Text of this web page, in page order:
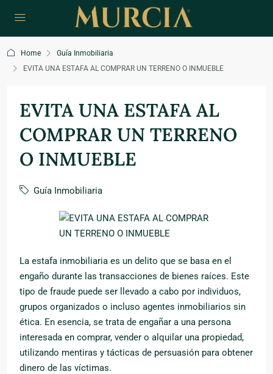
Home
Guía Inmobiliaria
EVITA UNA ESTAFA AL COMPRAR UN TERRENO O INMUEBLE
EVITA UNA ESTAFA AL
COMPRAR UN TERRENO
O INMUEBLE
Guía Inmobiliaria
La estafa inmobiliaria es un delito que se basa en el
engaño durante las transacciones de bienes raíces. Este
tipo de fraude puede ser llevado a cabo por individuos,
grupos organizados o incluso agentes inmobiliarios sin
ética. En esencia, se trata de engañar a una persona
interesada en comprar, vender o alquilar una propiedad,
utilizando mentiras y tácticas de persuasión para obtener
dinero de las víctimas.